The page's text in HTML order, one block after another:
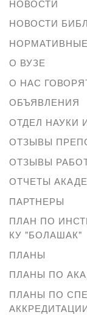
НОВОСТИ
НОВОСТИ
О ВУЗЕ
О НАС
ОБЪЯВЛЕНИЯ
ОТДЕЛ НАУКИ
ОТЗЫВЫ
ОТЗЫВЫ
ОТЧЕТЫ
ПАРТНЕРЫ
ПЛАН ПО
КУ "БОЛАШАК"
ПЛАНЫ
ПЛАНЫ ПО
ПЛАНЫ ПО